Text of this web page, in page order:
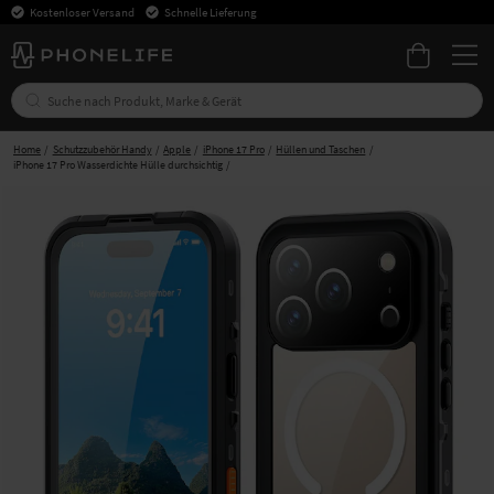
Kostenloser Versand Schnelle Lieferung
Home Schutzzubehör Handy Apple iPhone 17 Pro
Hüllen und Taschen
iPhone 17 Pro Wasserdichte Hülle durchsichtig